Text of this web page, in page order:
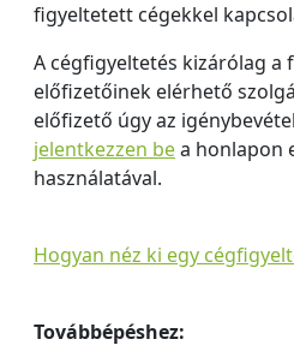
figyeltetett cégekkel
A cégfigyeltetés kizárólag a
előfizetőinek elérhető
előfizető úgy az
jelentkezzen bea honlapon
használatával.
Hogyan néz ki egy
Továbbépéshez: